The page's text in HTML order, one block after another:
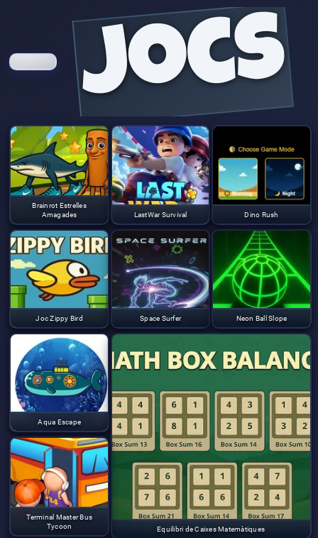
jocs
Brainrot Estrelles
Amagades
LastWar Survival Dino Rush
Joc Zippy Bird Space Surfer Neon Ball Slope
Aqua Escape
Equilibri de Caixes Matemàtiques
Terminal Master Bus
Tycoon